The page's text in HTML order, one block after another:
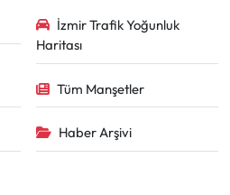
İzmir Trafik Yoğunluk
Haritası
Tüm Manşetler
Haber Arşivi